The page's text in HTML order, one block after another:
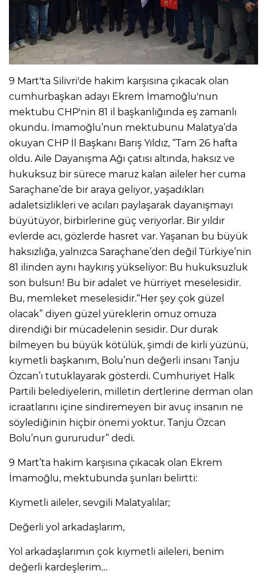
9 Mart'ta Silivri'de hakim karşısına çıkacak olan
cumhurbaşkan adayı Ekrem İmamoğlu'nun
mektubu CHP'nin 81 il başkanlığında eş zamanlı
okundu. İmamoğlu’nun mektubunu Malatya’da
okuyan CHP İl Başkanı Barış Yıldız, “Tam 26 hafta
oldu. Aile Dayanışma Ağı çatısı altında, haksız ve
hukuksuz bir sürece maruz kalan aileler her cuma
Saraçhane’de bir araya geliyor, yaşadıkları
adaletsizlikleri ve acıları paylaşarak dayanışmayı
büyütüyor, birbirlerine güç veriyorlar. Bir yıldır
evlerde acı, gözlerde hasret var. Yaşanan bu büyük
haksızlığa, yalnızca Saraçhane’den değil Türkiye’nin
81 ilinden aynı haykırış yükseliyor: Bu hukuksuzluk
son bulsun! Bu bir adalet ve hürriyet meselesidir.
Bu, memleket meselesidir.“Her şey çok güzel
olacak” diyen güzel yüreklerin omuz omuza
direndiği bir mücadelenin sesidir. Dur durak
bilmeyen bu büyük kötülük, şimdi de kirli yüzünü,
kıymetli başkanım, Bolu’nun değerli insanı Tanju
Özcan’ı tutuklayarak gösterdi. Cumhuriyet Halk
Partili belediyelerin, milletin dertlerine derman olan
icraatlarını içine sindiremeyen bir avuç insanın ne
söylediğinin hiçbir önemi yoktur. Tanju Özcan
Bolu’nun gururudur” dedi.
9 Mart’ta hakim karşısına çıkacak olan Ekrem
İmamoğlu, mektubunda şunları belirtti:
Kıymetli aileler, sevgili Malatyalılar;
Değerli yol arkadaşlarım,
Yol arkadaşlarımın çok kıymetli aileleri, benim
değerli kardeşlerim…